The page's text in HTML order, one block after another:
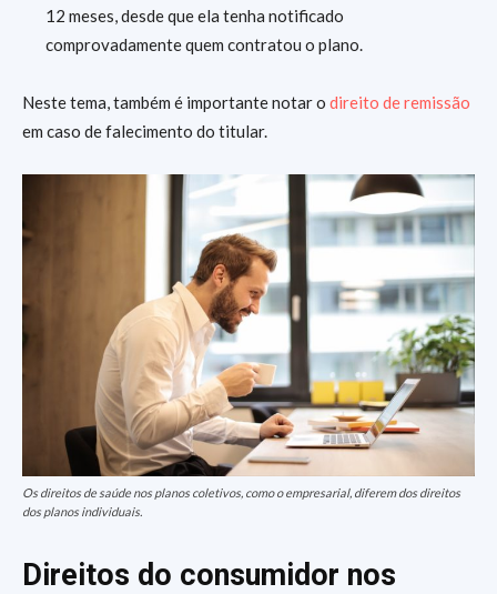
12 meses, desde que ela tenha notificado
comprovadamente quem contratou o plano.
Neste tema, também é importante notar o direito de remissão
em caso de falecimento do titular.
Os direitos de saúde nos planos coletivos, como o empresarial, diferem dos direitos
dos planos individuais.
Direitos do consumidor nos